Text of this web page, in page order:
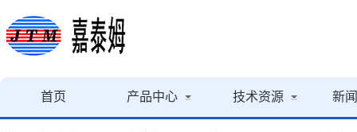
首页 产品中心 技术资源 新